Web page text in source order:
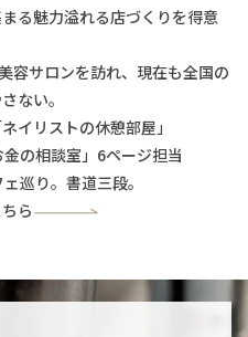
る魅力溢れる店づくりを得意
容サロンを訪れ、現在も全国の
ない。
イリストの休憩部屋」
の相談室」6ページ担当
巡り。書道三段。
ら